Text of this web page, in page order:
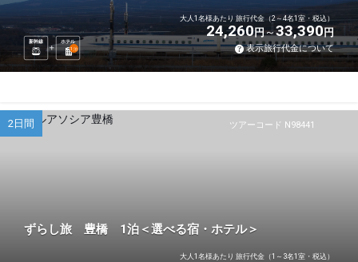
新幹線
ホテル
1 泊
大人1名様あたり 旅行代金（2～4名1室・税込）
24,260円 33,390円
表示旅行代金について
ツアーコード N98441
2日間
ずらし旅 豊橋 1泊＜選べる宿・ホテル＞
大人1名様あたり 旅行代金（1～3名1室・税込）